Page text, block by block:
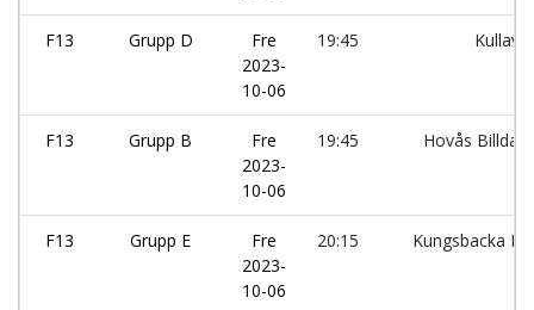
F13 Grupp D
Fre
2023-
10-06
19:45
F13 Grupp B
Fre
2023-
10-06
19:45 Hovås
F13 Grupp E
Fre
2023-
10-06
20:15 Kungsbacka